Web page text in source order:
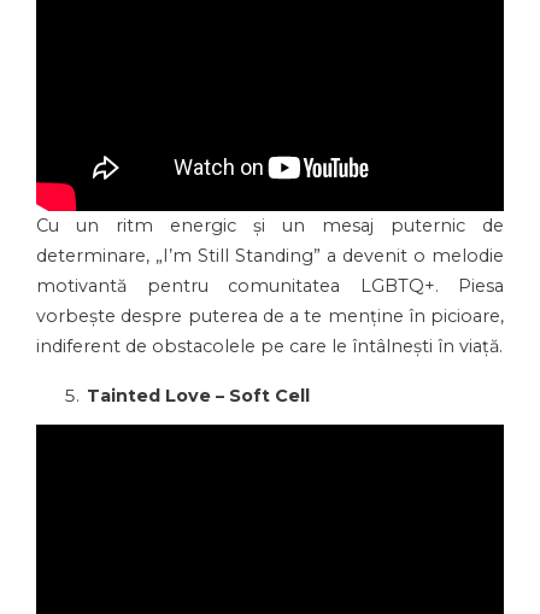
Cu un ritm energic și un mesaj puternic de
determinare, „I’m Still Standing” a devenit o melodie
motivantă pentru comunitatea LGBTQ+. Piesa
vorbește despre puterea de a te menține în picioare,
indiferent de obstacolele pe care le întâlnești în viață.
Tainted Love – Soft Cell